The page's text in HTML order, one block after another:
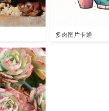
多肉图片卡通